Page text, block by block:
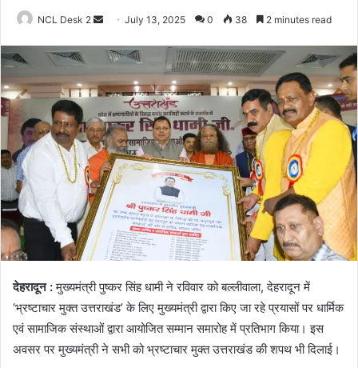
NCL Desk 2
d
a
n
e
m
a
i
l
July 13, 2025 0 38 2 minutes read
देहरादून :मुख्यमंत्री पुष्कर सिंह धामी ने रविवार को बल्लीवाला, देहरादून में
‘भ्रष्टाचार मुक्त उत्तराखंड’ के लिए मुख्यमंत्री द्वारा किए जा रहे प्रयासों पर धार्मिक
एवं सामाजिक संस्थाओं द्वारा आयोजित सम्मान समारोह में प्रतिभाग किया। इस
अवसर पर मुख्यमंत्री ने सभी को भ्रष्टाचार मुक्त उत्तराखंड की शपथ भी दिलाई।